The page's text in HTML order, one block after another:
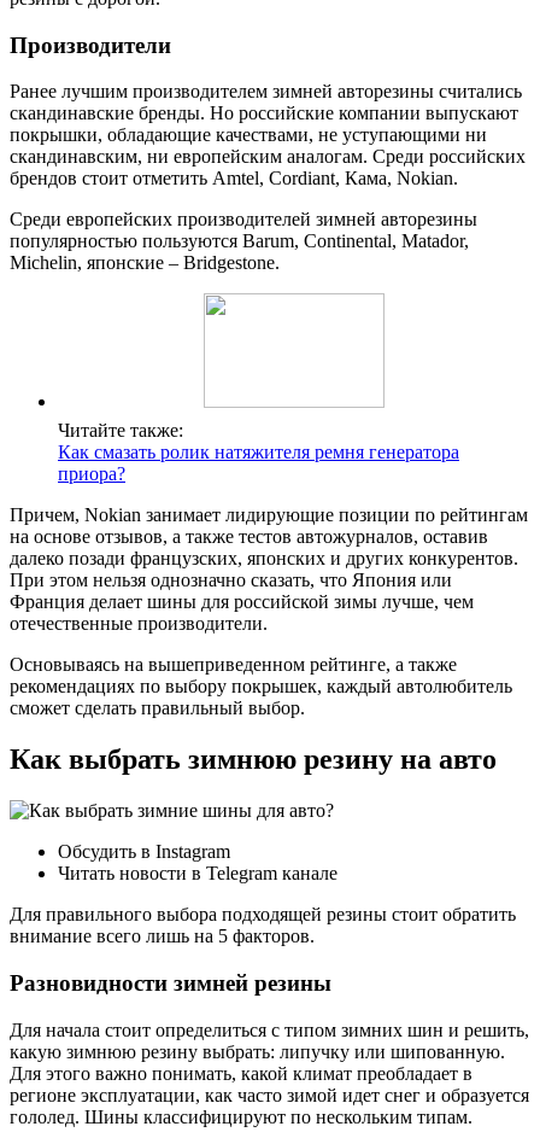
Производители
Ранее лучшим производителем зимней авторезины считались
скандинавские бренды. Но российские компании выпускают
покрышки, обладающие качествами, не уступающими ни
скандинавским, ни европейским аналогам. Среди российских
брендов стоит отметить Amtel, Cordiant, Кама, Nokian.
Среди европейских производителей зимней авторезины
популярностью пользуются Barum, Continental, Matador,
Michelin, японские – Bridgestone.
Читайте также:
Как смазать ролик натяжителя ремня генератора
приора?
Причем, Nokian занимает лидирующие позиции по рейтингам
на основе отзывов, а также тестов автожурналов, оставив
далеко позади французских, японских и других конкурентов.
При этом нельзя однозначно сказать, что Япония или
Франция делает шины для российской зимы лучше, чем
отечественные производители.
Основываясь на вышеприведенном рейтинге, а также
рекомендациях по выбору покрышек, каждый автолюбитель
сможет сделать правильный выбор.
Как выбрать зимнюю резину на авто
Обсудить в Instagram
Читать новости в Telegram канале
Для правильного выбора подходящей резины стоит обратить
внимание всего лишь на 5 факторов.
Разновидности зимней резины
Для начала стоит определиться с типом зимних шин и решить,
какую зимнюю резину выбрать: липучку или шипованную.
Для этого важно понимать, какой климат преобладает в
регионе эксплуатации, как часто зимой идет снег и образуется
гололед. Шины классифицируют по нескольким типам.